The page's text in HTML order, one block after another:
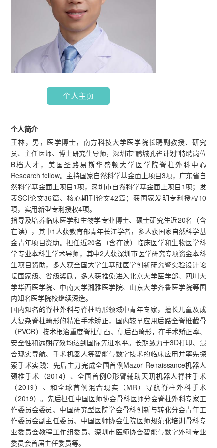
个人主页
个人简介
王林，男，医学博士，南方科技大学医学院长聘副教授、研究
员、主任医师、博士研究生导师，深圳市”鹏城孔雀计划”特聘岗位
B档人才，美国圣路易斯华盛顿大学医学院脊柱外科中心
Research fellow。主持国家自然科学基金面上项目3项，广东省自
然科学基金面上项目1项，深圳市自然科学基金面上项目1项；发
表SCI论文36篇、核心期刊论文42篇；获国家发明专利授权10
项，实用新型专利授权4项。
指导及培养临床医学和生物学专业博士、硕士研究生近20名（含
在读），其中1人获教育部青年长江学者，多人获国家自然科学基
金青年项目资助。担任近20名（含在读）临床医学和生物医学科
学专业本科生学术导师，其中2人获深圳市医学研究专项资金本科
生项目资助，多人获全国大学生基础医学创新研究暨实验设计论
坛国家级、省级奖励，多人获推免进入北京大学医学部、四川大
学华西医学院、中南大学湘雅医学院、山东大学齐鲁医学院等国
内知名医学院校继续深造。
国内知名的脊柱外科与脊柱畸形领域中青年专家，擅长儿童及成
人复杂脊柱畸形的精准手术矫正，国内较早应用后路全脊椎截骨
（PVCR）技术根治重度脊柱侧凸、侧后凸畸形，在手术矫正率、
安全性和远期疗效均达到国际先进水平。长期致力于3D打印、混
合现实导航、手术机器人等智能与数字技术的临床应用并率先探
索手术实践：先后主刀完成全国首例Mazor Renaissance机器人
颈椎手术（2014）、全国首例O形臂辅助天玑机器人脊柱手术
（2019）、和全球首例混合现实（MR）导航脊柱外科手术
（2019）。先后担任中国医师协会骨科医师分会脊柱外科专家工
作委员会委员、中国研究型医院学会骨科创新与转化分会青年工
作委员会副主任委员、中国医师协会住院医师规范化培训骨科专
业委员会教程工作组委员、深圳市医师协会智能与数字外科专业
委员会首届主任委员等。